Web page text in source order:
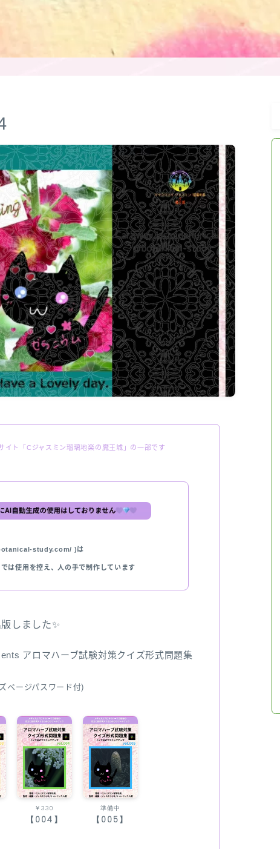
公式ウェブサイト『Botanical Study』
Cジャスミン瑠璃地楽の主な活動先リン
おすすめ商品＆レビュー
★スペシャルアロマハーブ４択クイズ
(kindle出版限定)
FAQ
お問い合わせ
サイトマップ
イト「Cジャスミン瑠璃地楽の魔王城」の一部です
study.com/ )は
は使用を控え、人の手で制作しています
しました✨
アロマハーブ試験対策クイズ形式問題集
ページパスワード付)
￥330
【004】
準備中
【005】